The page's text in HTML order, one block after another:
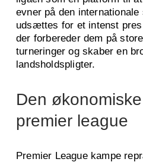
evner på den
udsættes for et intenst
der forbereder dem på
turneringer og skaber en
landsholdspligter.
Den
premier league
Premier League kampe